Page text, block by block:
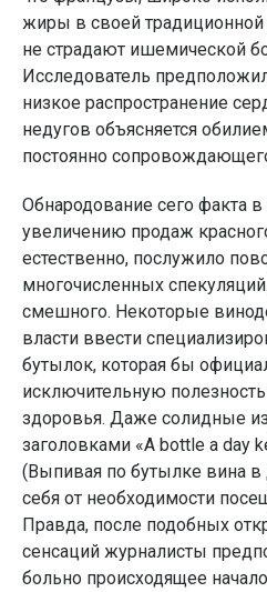
жиры в своей традиционной
не страдают ишемической
Исследователь
низкое распространение
недугов объясняется
постоянно
Обнародование сего факта
увеличению продаж
естественно, послужило
многочисленных
смешного. Некоторые
власти ввести
бутылок, которая бы
исключительную
здоровья. Даже солидные
заголовками «A bottle a day
(Выпивая по бутылке вина в
себя от необходимости
Правда, после подобных
сенсаций журналисты
больно происходящее